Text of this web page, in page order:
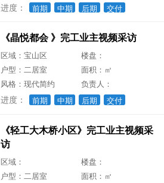
进度： 前期 中期 后期 交付
《晶悦都会 》完工业主视频采访
区域：宝山区
楼盘：
户型：二居室
面积：㎡
风格：现代简约
负责人：
进度： 前期 中期 后期 交付
《轻工大木桥小区》完工业主视频采
访
区域：
楼盘：
户型：二居室
面积：㎡